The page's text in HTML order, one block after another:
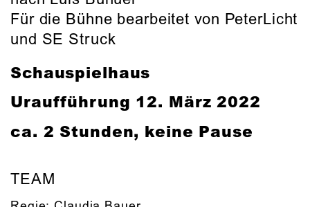
Für die Bühne bearbeitet von PeterLicht
und SE Struck
Schauspielhaus
Uraufführung 12. März 2022
ca. 2 Stunden, keine Pause
TEAM